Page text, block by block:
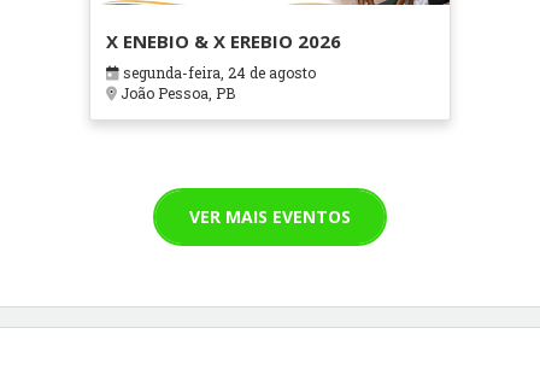
X ENEBIO & X EREBIO 2026
segunda-feira, 24 de agosto
João Pessoa, PB
VER MAIS EVENTOS